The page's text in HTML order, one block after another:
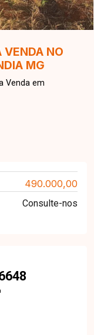
VENDA NO
MG
Venda em
490.000,00
Consulte-nos